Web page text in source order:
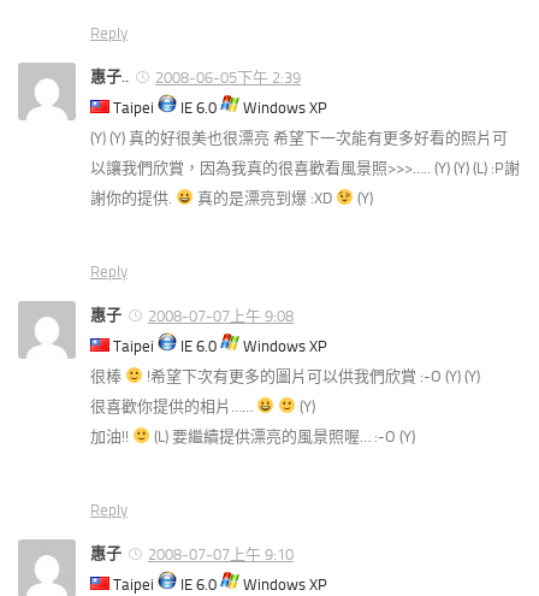
Reply
惠子..
2008-06-05下午 2:39
Taipei
IE 6.0
Windows XP
(Y) (Y) 真的好很美也很漂亮 希望下一次能有更多好看的照片可
以讓我們欣賞，因為我真的很喜歡看風景照>>>….. (Y) (Y) (L) :P謝
謝你的提供.
真的是漂亮到爆 :XD (Y)
Reply
惠子
2008-07-07上午 9:08
Taipei
IE 6.0
Windows XP
很棒
!希望下次有更多的圖片可以供我們欣賞 :-O (Y) (Y)
很喜歡你提供的相片……
(Y)
加油!!
(L) 要繼續提供漂亮的風景照喔… :-O (Y)
Reply
惠子
2008-07-07上午 9:10
Taipei
IE 6.0 Windows XP